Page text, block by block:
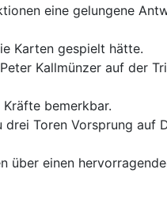
eine gelungene
Karten gespielt hätte.
Kallmünzer auf der
bemerkbar.
Toren Vorsprung auf
über einen